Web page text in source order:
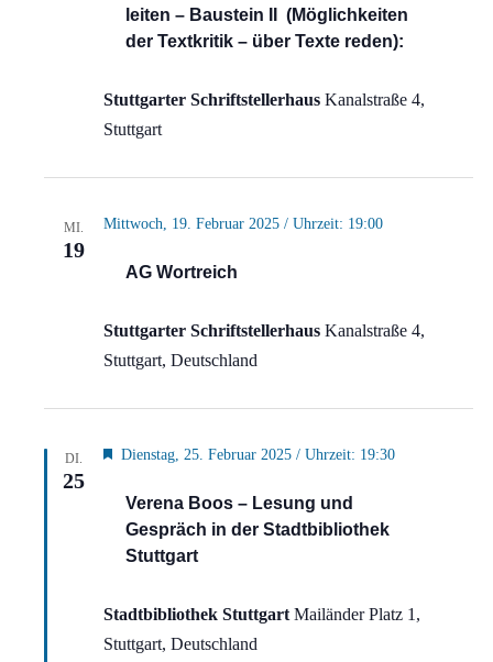
leiten – Baustein II (Möglichkeiten
der Textkritik – über Texte reden):
Stuttgarter Schriftstellerhaus Kanalstraße 4,
Stuttgart
MI.
19
AG Wortreich
Mittwoch, 19. Februar 2025 / Uhrzeit: 19:00
Stuttgarter Schriftstellerhaus Kanalstraße 4,
Stuttgart, Deutschland
DI.
25
Verena Boos – Lesung und
Gespräch in der Stadtbibliothek
Stuttgart
Hervorgehoben
Dienstag, 25. Februar 2025 / Uhrzeit: 19:30
Stadtbibliothek Stuttgart Mailänder Platz 1,
Stuttgart, Deutschland